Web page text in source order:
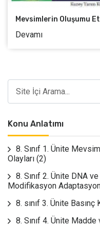
Mevsimlerin Oluşumu
Devamı
Konu Anlatımı
8. Sınıf 1. Ünite
Olayları (2)
8. Sınıf 2. Ünite DNA
Modifikasyon
8. sınıf 3. Ünite Basınç
8. Sınıf 4. Ünite